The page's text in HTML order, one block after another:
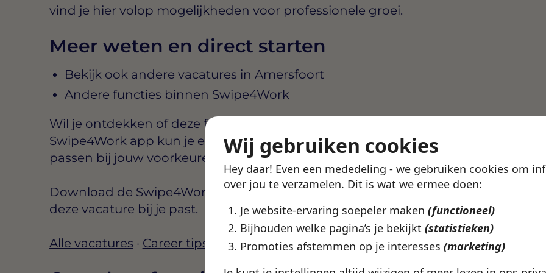
Wij gebruiken cookies
Hey daar! Even een mededeling - we gebruiken cookies om
over jou te verzamelen. Dit is wat we ermee doen:
Je website-ervaring soepeler maken (functioneel)
Bijhouden welke pagina’s je bekijkt (statistieken)
Promoties afstemmen op je interesses (marketing)
vind je hier volop mogelijkheden voor professionele groei.
Meer weten en direct starten
Bekijk ook andere vacatures in Amersfoort
Andere functies binnen Swipe4Work
Wil je ontdekken of deze functie aansluit bij wat jij zoekt? In de
Swipe4Work app kun je eenvoudig bekijken welke vacatures
passen bij jouw voorkeuren, zoals locatie en werkuren.
Download de Swipe4Work app, maak een profiel aan en kijk of
deze vacature bij je past.
Alle vacatures · Career tips Finance vacatures